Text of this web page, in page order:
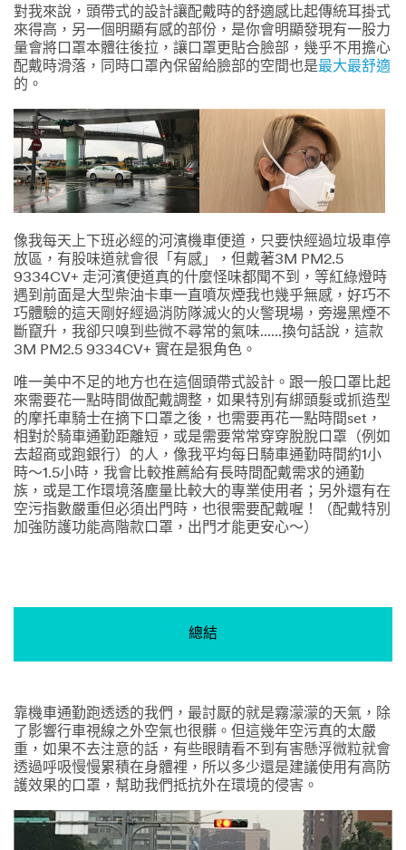
對我來說，頭帶式的設計讓配戴時的舒適感比起傳統耳掛式
來得高，另一個明顯有感的部份，是你會明顯發現有一股力
量會將口罩本體往後拉，讓口罩更貼合臉部，幾乎不用擔心
配戴時滑落，同時口罩內保留給臉部的空間也是最大最舒適
的。
像我每天上下班必經的河濱機車便道，只要快經過垃圾車停
放區，有股味道就會很「有感」，但戴著3M PM2.5
9334CV+ 走河濱便道真的什麼怪味都聞不到，等紅綠燈時
遇到前面是大型柴油卡車一直噴灰煙我也幾乎無感，好巧不
巧體驗的這天剛好經過消防隊滅火的火警現場，旁邊黑煙不
斷竄升，我卻只嗅到些微不尋常的氣味......換句話說，這款
3M PM2.5 9334CV+ 實在是狠角色。
唯一美中不足的地方也在這個頭帶式設計。跟一般口罩比起
來需要花一點時間做配戴調整，如果特別有綁頭髮或抓造型
的摩托車騎士在摘下口罩之後，也需要再花一點時間set，
相對於騎車通勤距離短，或是需要常常穿穿脫脫口罩（例如
去超商或跑銀行）的人，像我平均每日騎車通勤時間約1小
時～1.5小時，我會比較推薦給有長時間配戴需求的通勤
族，或是工作環境落塵量比較大的專業使用者；另外還有在
空污指數嚴重但必須出門時，也很需要配戴喔！（配戴特別
加強防護功能高階款口罩，出門才能更安心～）
總結
靠機車通勤跑透透的我們，最討厭的就是霧濛濛的天氣，除
了影響行車視線之外空氣也很髒。但這幾年空污真的太嚴
重，如果不去注意的話，有些眼睛看不到有害懸浮微粒就會
透過呼吸慢慢累積在身體裡，所以多少還是建議使用有高防
護效果的口罩，幫助我們抵抗外在環境的侵害。